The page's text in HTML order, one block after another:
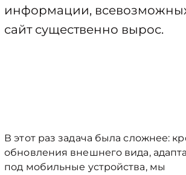
информации,
сайт существенно вырос.
В этот раз задача была сложнее:
обновления внешнего вида,
под мобильные устройства, мы